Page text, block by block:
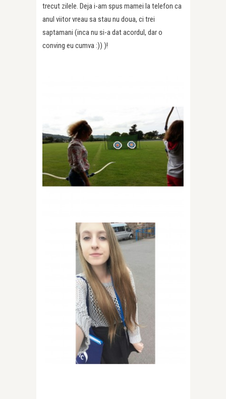
trecut zilele. Deja i-am spus mamei la telefon ca
anul viitor vreau sa stau nu doua, ci trei
saptamani (inca nu si-a dat acordul, dar o
conving eu cumva :)) )!